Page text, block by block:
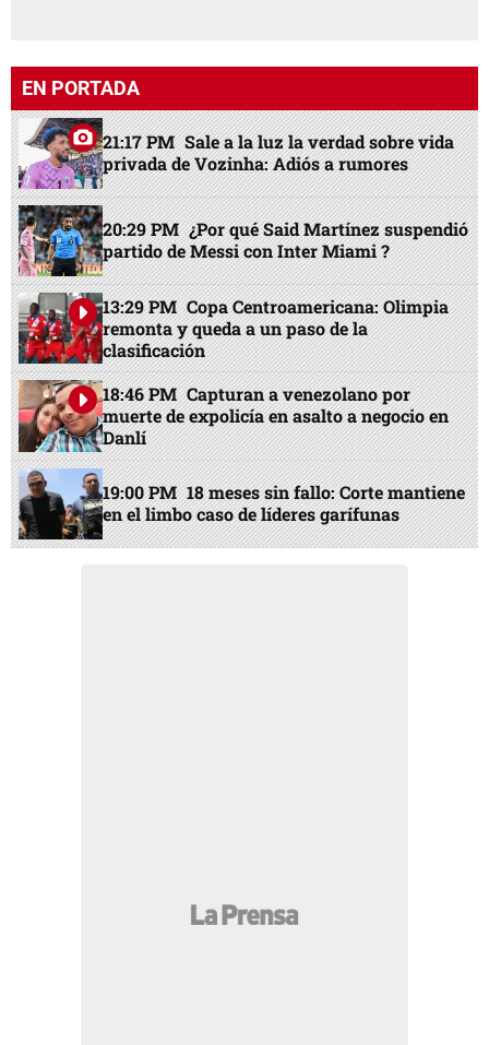
EN PORTADA
21:17 PM Sale a la luz la verdad sobre vida
privada de Vozinha: Adiós a rumores
20:29 PM ¿Por qué Said Martínez suspendió
partido de Messi con Inter Miami ?
13:29 PM Copa Centroamericana: Olimpia
remonta y queda a un paso de la
clasificación
18:46 PM Capturan a venezolano por
muerte de expolicía en asalto a negocio en
Danlí
19:00 PM 18 meses sin fallo: Corte mantiene
en el limbo caso de líderes garífunas